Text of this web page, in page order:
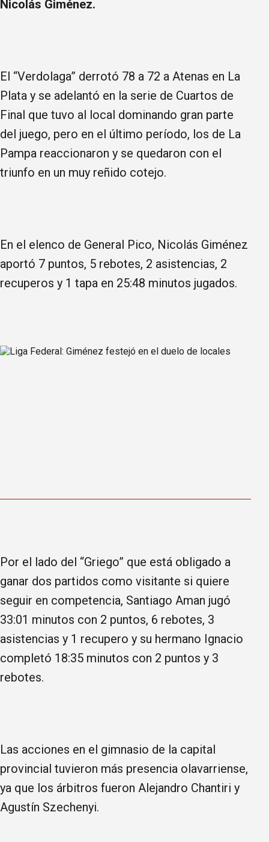
Nicolás Giménez.
El “Verdolaga” derrotó 78 a 72 a Atenas en La
Plata y se adelantó en la serie de Cuartos de
Final que tuvo al local dominando gran parte
del juego, pero en el último período, los de La
Pampa reaccionaron y se quedaron con el
triunfo en un muy reñido cotejo.
En el elenco de General Pico, Nicolás Giménez
aportó 7 puntos, 5 rebotes, 2 asistencias, 2
recuperos y 1 tapa en 25:48 minutos jugados.
Por el lado del “Griego” que está obligado a
ganar dos partidos como visitante si quiere
seguir en competencia, Santiago Aman jugó
33:01 minutos con 2 puntos, 6 rebotes, 3
asistencias y 1 recupero y su hermano Ignacio
completó 18:35 minutos con 2 puntos y 3
rebotes.
Las acciones en el gimnasio de la capital
provincial tuvieron más presencia olavarriense,
ya que los árbitros fueron Alejandro Chantiri y
Agustín Szechenyi.